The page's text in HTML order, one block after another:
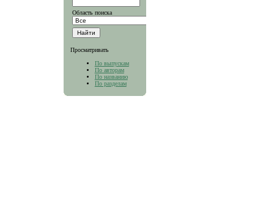
Область поиска
Просматривать
По выпускам
По авторам
По названию
По разделам